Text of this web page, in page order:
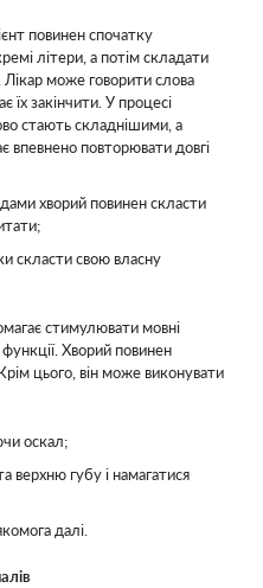
повинен спочатку
літери, а потім складати
Лікар може говорити слова
їх закінчити. У процесі
стають складнішими, а
впевнено повторювати довгі
хворий повинен скласти
скласти свою власну
стимулювати мовні
Хворий повинен
цього, він може виконувати
оскал;
верхню губу і намагатися
далі.